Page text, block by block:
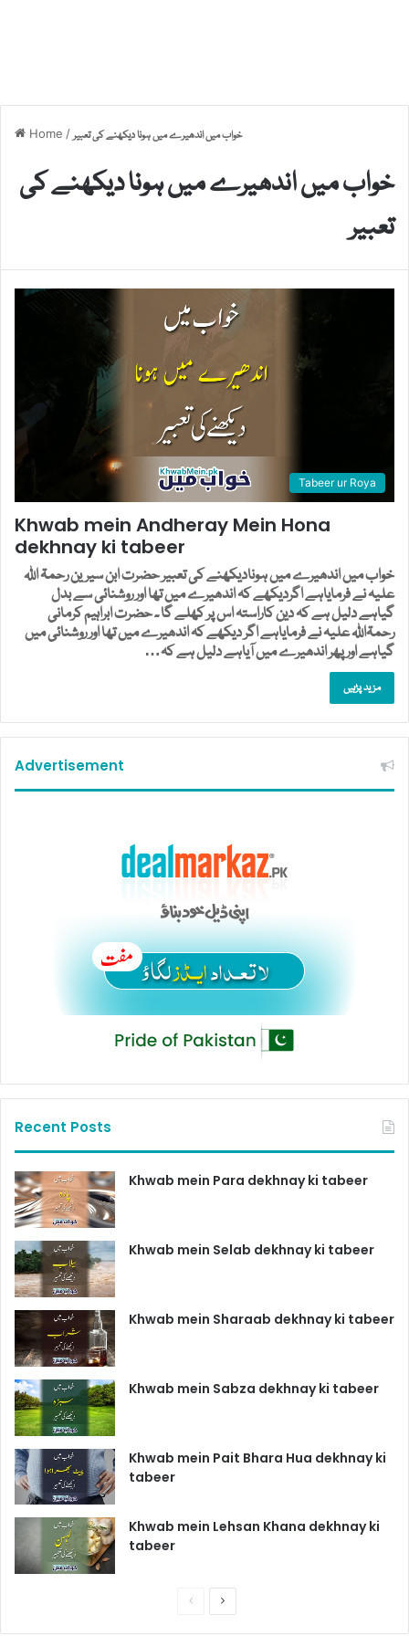
Home /خواب میں اندھیرے میں ہونا دیکھنے کی تعبیر
خواب میں اندھیرے میں ہونا دیکھنے کی
تعبیر
Tabeer ur Roya
Khwab mein Andheray Mein Hona
dekhnay ki tabeer
خواب میں اندھیرے میں ہونادیکھنے کی تعبیر حضرت ابن سیرین رحمۃ اللہ
علیہ نے فرمایاہے اگردیکھے کہ اندھیرے میں تھا اور روشنائی سے بدل
گیاہے دلیل ہے کہ دین کاراستہ اس پر کھلے گا ۔ حضرت ابراہیم کرمانی
رحمۃاللہ علیہ نے فرمایاہے اگر دیکھے کہ اندھیرے میں تھا اور روشنائی میں
گیاہے اور پھر اندھیرے میں آیاہے دلیل ہے کہ…
مزید پڑہیں
Advertisement
Recent Posts
Khwab mein Para dekhnay ki tabeer
Khwab mein Selab dekhnay ki tabeer
Khwab mein Sharaab dekhnay ki tabeer
Khwab mein Sabza dekhnay ki tabeer
Khwab mein Pait Bhara Hua dekhnay ki
tabeer
Khwab mein Lehsan Khana dekhnay ki
tabeer